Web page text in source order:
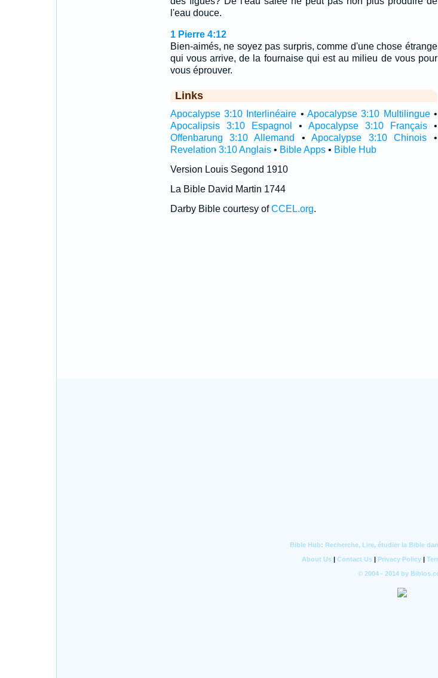
l'eau douce.
1 Pierre 4:12
Bien-aimés, ne soyez pas surpris, comme d'une chose étrange
qui vous arrive, de la fournaise qui est au milieu de vous pour
vous éprouver.
Links
Apocalypse 3:10 Interlinéaire • Apocalypse 3:10 Multilingue•
Apocalipsis 3:10 Espagnol
• Apocalypse 3:10 Français•
Offenbarung 3:10 Allemand
•Apocalypse 3:10 Chinois •
Revelation 3:10 Anglais• Bible Apps• Bible Hub
Version Louis Segond 1910
La Bible David Martin 1744
Darby Bible courtesy ofCCEL.org.